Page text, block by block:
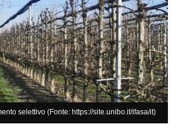
selettivo (Fonte: https://site.unibo.it/ifasa/it)